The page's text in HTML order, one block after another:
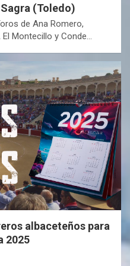
(Toledo)
de Ana Romero,
El Montecillo y Conde…
albaceteños para
2025